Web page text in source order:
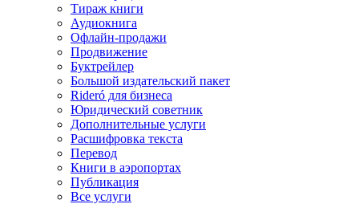
Тираж книги
Аудиокнига
Офлайн-продажи
Продвижение
Буктрейлер
Большой издательский пакет
Rideró для бизнеса
Юридический советник
Дополнительные услуги
Расшифровка текста
Перевод
Книги в аэропортах
Публикация
Все услуги